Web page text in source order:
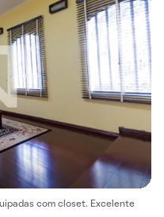
com closet. Excelente